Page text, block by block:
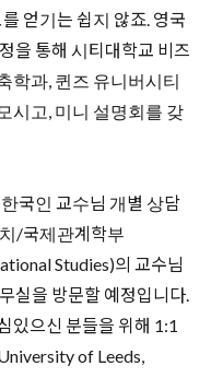
얻기는 쉽지 않죠. 영국
을 통해 시티대학교 비즈
학과, 퀸즈 유니버시티
시고, 미니 설명회를 갖
국인 교수님 개별 상담
/국제관계학부
Studies)의 교수님
실을 방문할 예정입니다.
있으신 분들을 위해 1:1
of Leeds,